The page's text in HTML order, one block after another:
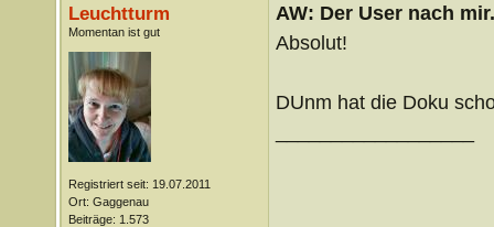
Leuchtturm
Momentan ist gut
Registriert seit: 19.07.2011
Ort: Gaggenau
Beiträge: 1.573
AW: Der User nach
Absolut!
DUnm hat die Doku